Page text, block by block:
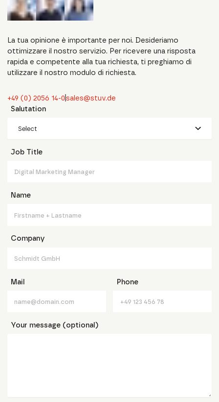
La tua opinione è importante per noi. Desideriamo
ottimizzare il nostro servizio. Per ricevere una risposta
rapida e competente alla tua richiesta, ti preghiamo di
utilizzare il nostro modulo di richiesta.
+49 (0) 2056 14-0sales@stuv.de
Salutation
Select
Job Title
Name
Company
Mail Phone
Your message (optional)